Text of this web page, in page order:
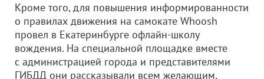
Кроме того, для повышения информированности
о правилах движения на самокате Whoosh
провел в Екатеринбурге офлайн-школу
вождения. На специальной площадке вместе
с администрацией города и представителями
ГИБДД они рассказывали всем желающим,